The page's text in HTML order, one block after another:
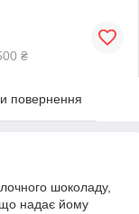
₴
повернення
шоколаду,
надає йому